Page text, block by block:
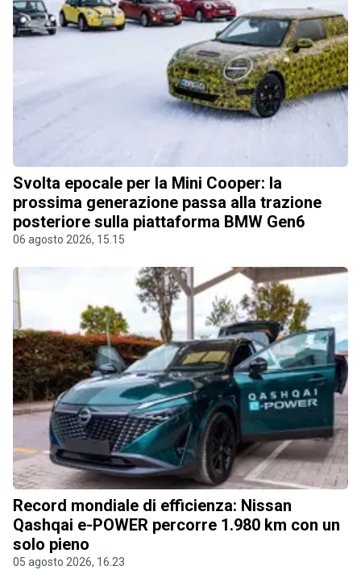
Svolta epocale per la Mini Cooper: la
prossima generazione passa alla trazione
posteriore sulla piattaforma BMW Gen6
06 agosto 2026, 15.15
Record mondiale di efficienza: Nissan
Qashqai e-POWER percorre 1.980 km con un
solo pieno
05 agosto 2026, 16.23